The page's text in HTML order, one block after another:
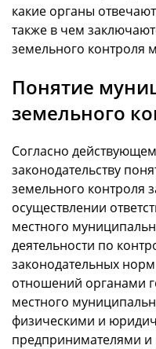
какие органы
также в чем
земельного контроля
Понятие
земельного
Согласно
законодательству
земельного контроля
осуществлении
местного
деятельности по
законодательных
отношений органами
местного
физическими и
предпринимателями и